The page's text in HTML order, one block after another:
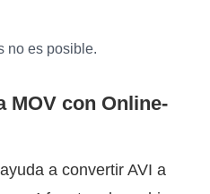
no es posible.
MOV con Online-
a convertir AVI a